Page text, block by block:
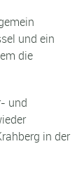
und ein
die
und
in der